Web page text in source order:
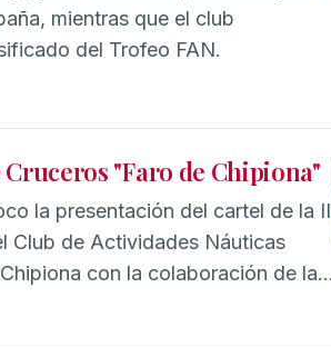
mientras que el club
del Trofeo FAN.
"Faro de Chipiona"
la presentación del cartel de la II
Club de Actividades Náuticas
con la colaboración de la
intención de realizar esta